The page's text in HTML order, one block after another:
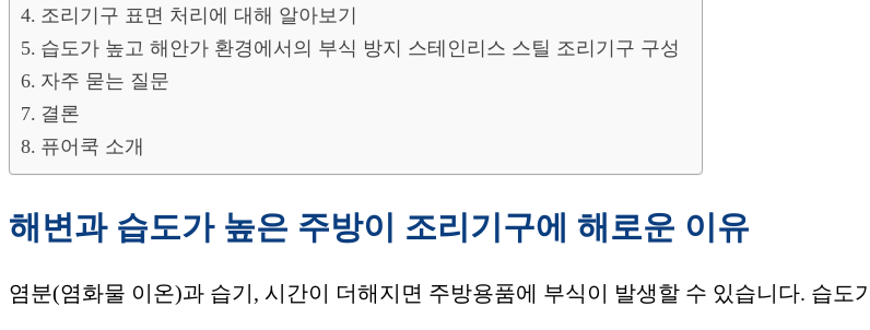
조리기구 표면 처리에 대해 알아보기
습도가 높고 해안가 환경에서의 부식 방지 스테인리스 스틸 조리기구 구성
자주 묻는 질문
결론
퓨어쿡 소개
해변과 습도가 높은 주방이 조리기구에 해로운 이유
염분(염화물 이온)과 습기, 시간이 더해지면 주방용품에 부식이 발생할 수 있습니다. 습도